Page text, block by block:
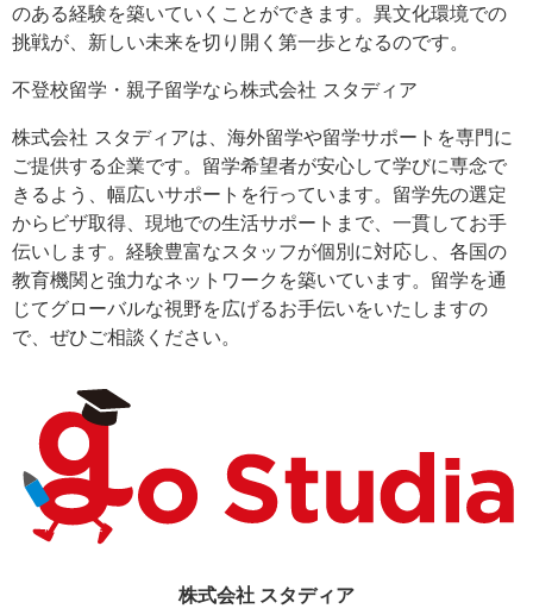
のある経験を築いていくことができます。異文化環境での
挑戦が、新しい未来を切り開く第一歩となるのです。
不登校留学・親子留学なら株式会社 スタディア
株式会社 スタディアは、海外留学や留学サポートを専門に
ご提供する企業です。留学希望者が安心して学びに専念で
きるよう、幅広いサポートを行っています。留学先の選定
からビザ取得、現地での生活サポートまで、一貫してお手
伝いします。経験豊富なスタッフが個別に対応し、各国の
教育機関と強力なネットワークを築いています。留学を通
じてグローバルな視野を広げるお手伝いをいたしますの
で、ぜひご相談ください。
株式会社 スタディア